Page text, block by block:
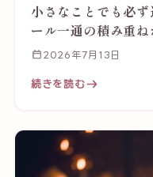
小さなことでも必
ール一通の積み重ね
2026年7月13日
続きを読む